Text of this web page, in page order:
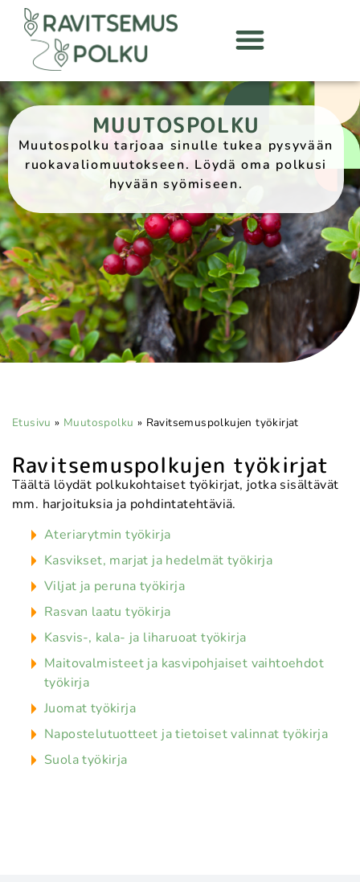
MUUTOSPOLKU
Muutospolku tarjoaa sinulle tukea pysyvään
ruokavaliomuutokseen. Löydä oma polkusi
hyvään syömiseen.
Etusivu » Muutospolku » Ravitsemuspolkujen työkirjat
Ravitsemuspolkujen työkirjat
Täältä löydät polkukohtaiset työkirjat, jotka sisältävät
mm. harjoituksia ja pohdintatehtäviä.
Ateriarytmin työkirja
Kasvikset, marjat ja hedelmät työkirja
Viljat ja peruna työkirja
Rasvan laatu työkirja
Kasvis-, kala- ja liharuoat työkirja
Maitovalmisteet ja kasvipohjaiset vaihtoehdot
työkirja
Juomat työkirja
Napostelutuotteet ja tietoiset valinnat työkirja
Suola työkirja